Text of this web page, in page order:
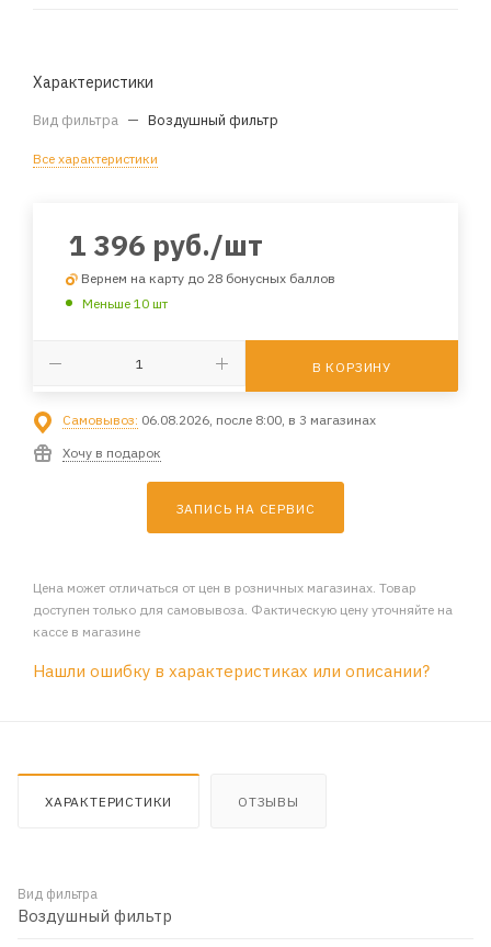
Характеристики
Вид фильтра — Воздушный фильтр
Все характеристики
1 396 руб./шт
Вернем на карту до 28 бонусных баллов
Меньше 10 шт
В КОРЗИНУ
Самовывоз: 06.08.2026, после 8:00, в 3 магазинах
Хочу в подарок
ЗАПИСЬ НА СЕРВИС
Цена может отличаться от цен в розничных магазинах. Товар
доступен только для самовывоза. Фактическую цену уточняйте на
кассе в магазине
Нашли ошибку в характеристиках или описании?
ХАРАКТЕРИСТИКИ ОТЗЫВЫ
Вид фильтра
Воздушный фильтр